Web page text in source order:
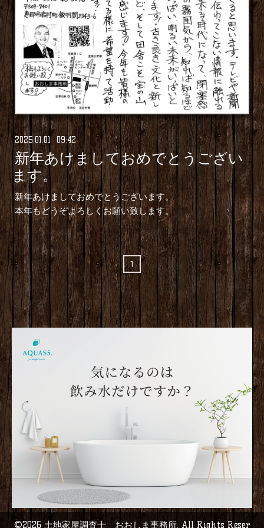
2025.01.01 09:42
新年あけましておめでとうござい
ます。
新年あけましておめでとうございます。
本年もどうぞよろしくお願い致します。
1
©2026 土地家屋調査士 おおしま事務所. All Rights Reser